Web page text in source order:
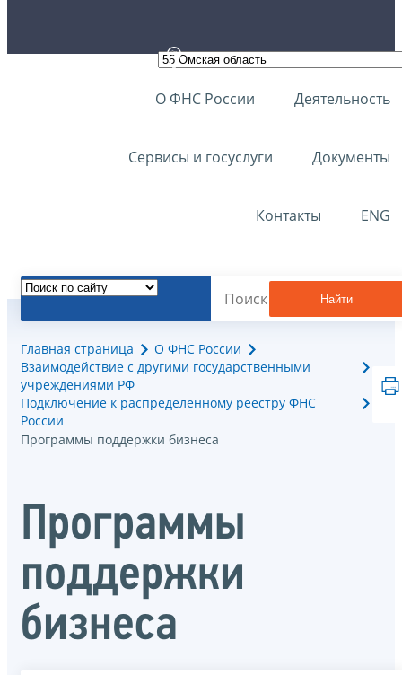
О ФНС России Деятельность
Сервисы и госуслуги Документы
Контакты ENG
Найти
Главная страница
О ФНС России
Взаимодействие с другими государственными
учреждениями РФ
Подключение к распределенному реестру ФНС
России
Программы поддержки бизнеса
Программы
поддержки
бизнеса